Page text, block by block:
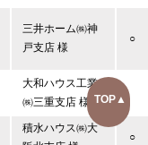
三井ホーム㈱神
戸支店 様
○
大和ハウス工業
㈱三重支店 様
積水ハウス㈱大
○
TOP▲